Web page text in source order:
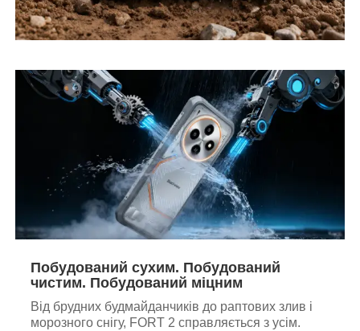
Побудований сухим. Побудований
чистим. Побудований міцним
Від брудних будмайданчиків до раптових злив і
морозного снігу, FORT 2 справляється з усім.